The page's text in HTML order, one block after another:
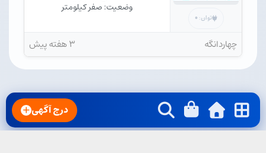
توان: ۰
وضعیت: صفر کیلومتر
چهاردانگه ۳ هفته پیش
درج آگهی